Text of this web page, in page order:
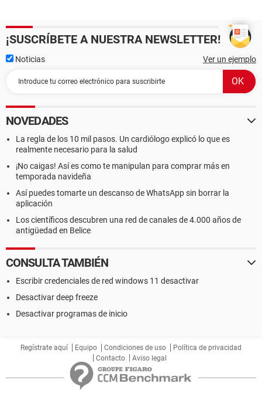
¡SUSCRÍBETE A NUESTRA NEWSLETTER!
Noticias Ver un ejemplo
NOVEDADES
La regla de los 10 mil pasos. Un cardiólogo explicó lo que es
realmente necesario para la salud
¡No caigas! Así es como te manipulan para comprar más en
temporada navideña
Así puedes tomarte un descanso de WhatsApp sin borrar la
aplicación
Los científicos descubren una red de canales de 4.000 años de
antigüedad en Belice
CONSULTA TAMBIÉN
Escribir credenciales de red windows 11 desactivar
Desactivar deep freeze
Desactivar programas de inicio
Regístrate aquí Equipo Condiciones de uso
Política de privacidad
Contacto
Aviso legal